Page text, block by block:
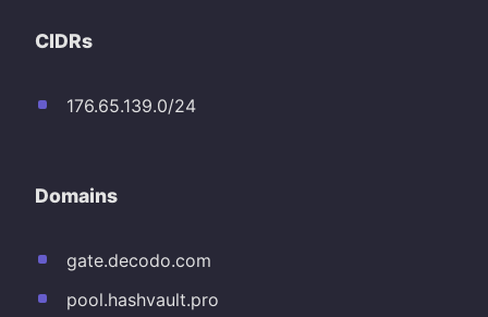
CIDRs
176.65.139.0/24
Domains
gate.decodo.com
pool.hashvault.pro